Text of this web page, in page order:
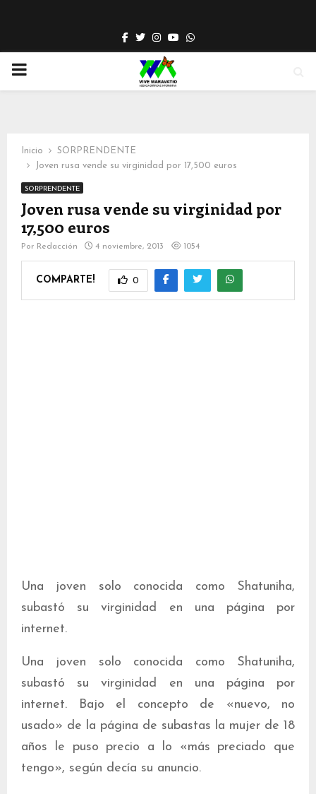
Facebook
TwitterInstagram
YoutubeWhatsapp
PRIMARY
Inicio
SORPRENDENTE
Joven rusa vende su virginidad por 17,500 euros
SORPRENDENTE
Joven rusa vende su virginidad por
17,500 euros
Por Redacción 4 noviembre, 2013 1054
COMPARTE! 0
Una joven solo conocida como Shatuniha,
subastó su virginidad en una página por
internet.
Una joven solo conocida como Shatuniha,
subastó su virginidad en una página por
internet. Bajo el concepto de «nuevo, no
usado» de la página de subastas la mujer de 18
años le puso precio a lo «más preciado que
tengo», según decía su anuncio.